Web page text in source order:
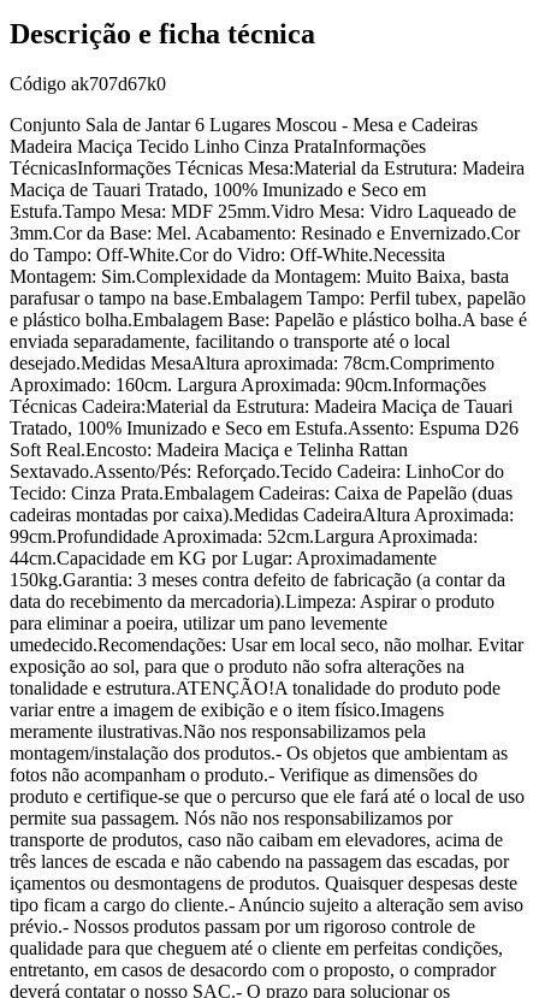
Descrição e ficha técnica
Código ak707d67k0
Conjunto Sala de Jantar 6 Lugares Moscou - Mesa e Cadeiras
Madeira Maciça Tecido Linho Cinza PrataInformações
TécnicasInformações Técnicas Mesa:Material da Estrutura: Madeira
Maciça de Tauari Tratado, 100% Imunizado e Seco em
Estufa.Tampo Mesa: MDF 25mm.Vidro Mesa: Vidro Laqueado de
3mm.Cor da Base: Mel. Acabamento: Resinado e Envernizado.Cor
do Tampo: Off-White.Cor do Vidro: Off-White.Necessita
Montagem: Sim.Complexidade da Montagem: Muito Baixa, basta
parafusar o tampo na base.Embalagem Tampo: Perfil tubex, papelão
e plástico bolha.Embalagem Base: Papelão e plástico bolha.A base é
enviada separadamente, facilitando o transporte até o local
desejado.Medidas MesaAltura aproximada: 78cm.Comprimento
Aproximado: 160cm. Largura Aproximada: 90cm.Informações
Técnicas Cadeira:Material da Estrutura: Madeira Maciça de Tauari
Tratado, 100% Imunizado e Seco em Estufa.Assento: Espuma D26
Soft Real.Encosto: Madeira Maciça e Telinha Rattan
Sextavado.Assento/Pés: Reforçado.Tecido Cadeira: LinhoCor do
Tecido: Cinza Prata.Embalagem Cadeiras: Caixa de Papelão (duas
cadeiras montadas por caixa).Medidas CadeiraAltura Aproximada:
99cm.Profundidade Aproximada: 52cm.Largura Aproximada:
44cm.Capacidade em KG por Lugar: Aproximadamente
150kg.Garantia: 3 meses contra defeito de fabricação (a contar da
data do recebimento da mercadoria).Limpeza: Aspirar o produto
para eliminar a poeira, utilizar um pano levemente
umedecido.Recomendações: Usar em local seco, não molhar. Evitar
exposição ao sol, para que o produto não sofra alterações na
tonalidade e estrutura.ATENÇÃO!A tonalidade do produto pode
variar entre a imagem de exibição e o item físico.Imagens
meramente ilustrativas.Não nos responsabilizamos pela
montagem/instalação dos produtos.- Os objetos que ambientam as
fotos não acompanham o produto.- Verifique as dimensões do
produto e certifique-se que o percurso que ele fará até o local de uso
permite sua passagem. Nós não nos responsabilizamos por
transporte de produtos, caso não caibam em elevadores, acima de
três lances de escada e não cabendo na passagem das escadas, por
içamentos ou desmontagens de produtos. Quaisquer despesas deste
tipo ficam a cargo do cliente.- Anúncio sujeito a alteração sem aviso
prévio.- Nossos produtos passam por um rigoroso controle de
qualidade para que cheguem até o cliente em perfeitas condições,
entretanto, em casos de desacordo com o proposto, o comprador
deverá contatar o nosso SAC.- O prazo para solucionar os